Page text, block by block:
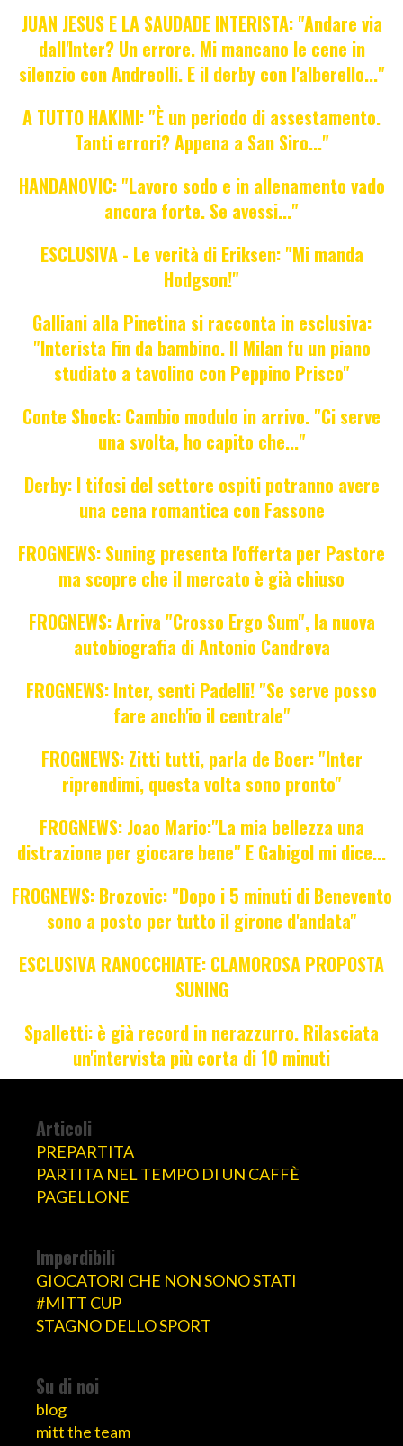
JUAN JESUS E LA SAUDADE INTERISTA: "Andare via
dall'Inter? Un errore. Mi mancano le cene in
silenzio con Andreolli. E il derby con l'alberello..."
A TUTTO HAKIMI: "È un periodo di assestamento.
Tanti errori? Appena a San Siro..."
HANDANOVIC: "Lavoro sodo e in allenamento vado
ancora forte. Se avessi..."
ESCLUSIVA - Le verità di Eriksen: "Mi manda
Hodgson!"
Galliani alla Pinetina si racconta in esclusiva:
"Interista fin da bambino. Il Milan fu un piano
studiato a tavolino con Peppino Prisco"
Conte Shock: Cambio modulo in arrivo. "Ci serve
una svolta, ho capito che..."
Derby: I tifosi del settore ospiti potranno avere
una cena romantica con Fassone
FROGNEWS: Suning presenta l'offerta per Pastore
ma scopre che il mercato è già chiuso
FROGNEWS: Arriva "Crosso Ergo Sum", la nuova
autobiografia di Antonio Candreva
FROGNEWS: Inter, senti Padelli! "Se serve posso
fare anch'io il centrale"
FROGNEWS: Zitti tutti, parla de Boer: "Inter
riprendimi, questa volta sono pronto"
FROGNEWS: Joao Mario:"La mia bellezza una
distrazione per giocare bene" E Gabigol mi dice...
FROGNEWS: Brozovic: "Dopo i 5 minuti di Benevento
sono a posto per tutto il girone d'andata"
ESCLUSIVA RANOCCHIATE: CLAMOROSA PROPOSTA
SUNING
Spalletti: è già record in nerazzurro. Rilasciata
un'intervista più corta di 10 minuti
Articoli
PREPARTITA
PARTITA NEL TEMPO DI UN CAFFÈ
PAGELLONE
Imperdibili
GIOCATORI CHE NON SONO STATI
#MITT CUP
STAGNO DELLO SPORT
Su di noi
blog
mitt the team